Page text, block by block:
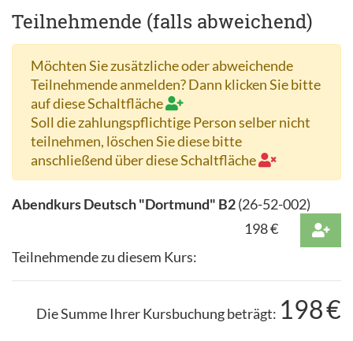
Teilnehmende (falls abweichend)
Möchten Sie zusätzliche oder abweichende
Teilnehmende anmelden? Dann klicken Sie bitte
auf diese Schaltfläche
Soll die zahlungspflichtige Person selber nicht
teilnehmen, löschen Sie diese bitte
anschließend über diese Schaltfläche
Abendkurs Deutsch "Dortmund" B2(26-52-002)
198€
Teilnehmende zu diesem Kurs:
Die Summe Ihrer Kursbuchung beträgt: 198€